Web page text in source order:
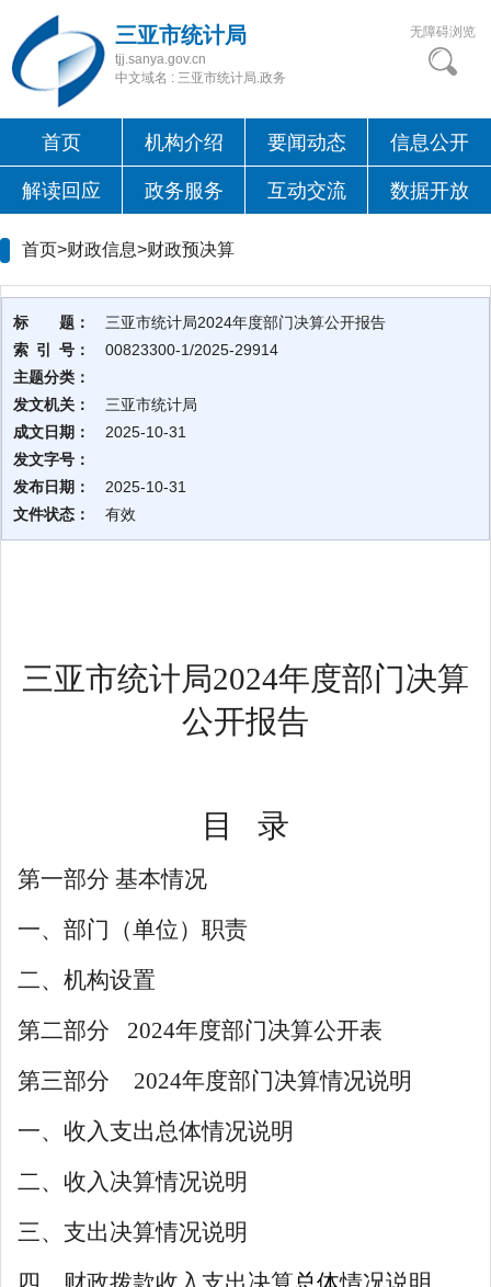
三亚市统计局
tjj.sanya.gov.cn
中文域名 : 三亚市统计局.政务
无障碍浏览
首页 机构介绍 要闻动态 信息公开
解读回应 政务服务 互动交流 数据开放
首页>财政信息>财政预决算
标 题：
三亚市统计局2024年度部门决算公开报告
索 引 号：
00823300-1/2025-29914
主题分类：
发文机关：
三亚市统计局
成文日期：
2025-10-31
发文字号：
发布日期：
2025-10-31
文件状态：
有效
三亚市统计局2024年度部门决算
公开报告
目 录
第一部分 基本情况
一、部门（单位）职责
二、机构设置
第二部分
2024年度部门决算公开表
第三部分
2024年度部门决算情况说明
一、收入支出总体情况说明
二、收入决算情况说明
三、支出决算情况说明